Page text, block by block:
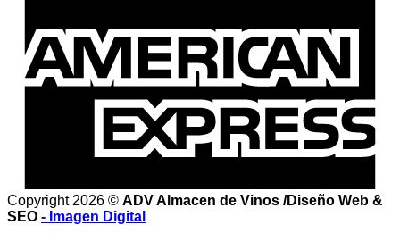
Copyright 2026 © ADV Almacen de Vinos /Diseño Web &
SEO - Imagen Digital